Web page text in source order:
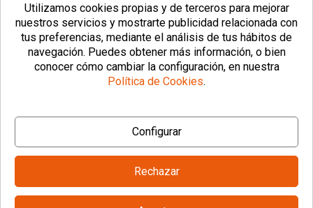
© Copyright 2026 PlásticoManía® |
Política de Privacidad| Política de Cookies| Configurar Cookies
Condiciones Generales
Utilizamos cookies propias y de terceros para mejorar
nuestros servicios y mostrarte publicidad relacionada con
tus preferencias, mediante el análisis de tus hábitos de
navegación. Puedes obtener más información, o bien
conocer cómo cambiar la configuración, en nuestra
Política de Cookies.
Configurar
Rechazar